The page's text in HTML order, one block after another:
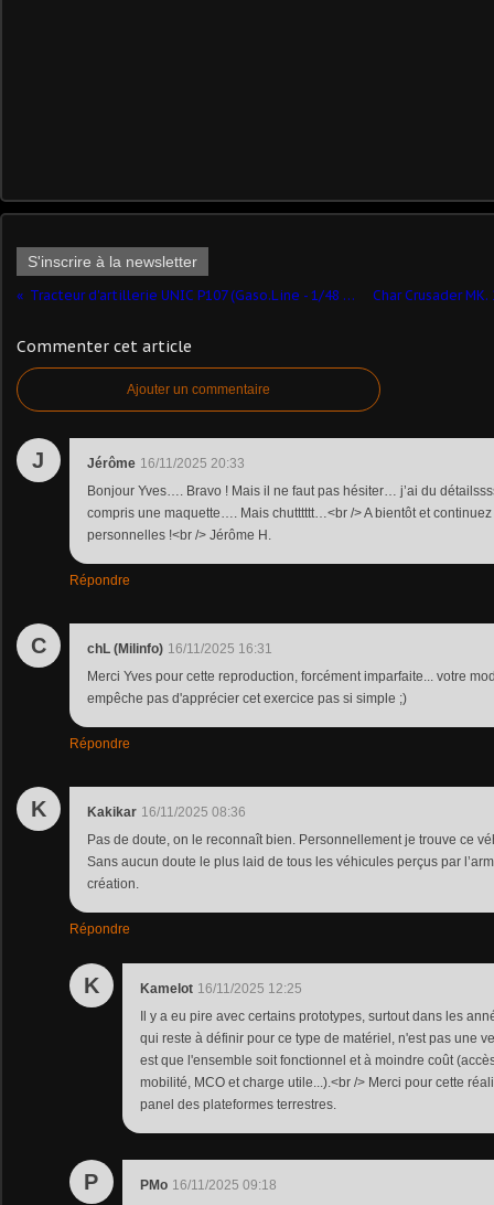
S'inscrire à la newsletter
Tracteur d'artillerie UNIC P107 (Gaso.Line - 1/48 par Marc H.) ​
Commenter cet article
Ajouter un commentaire
J Jérôme 16/11/2025 20:33
Bonjour Yves…. Bravo ! Mais il ne faut pas hésiter… j’ai du
compris une maquette…. Mais chutttttt…<br /> A bientôt et
personnelles !<br /> Jérôme H.
Répondre
C chL (Milinfo) 16/11/2025 16:31
Merci Yves pour cette reproduction, forcément imparfaite... votre
empêche pas d'apprécier cet exercice pas si simple ;)
Répondre
K Kakikar 16/11/2025 08:36
Pas de doute, on le reconnaît bien. Personnellement je trouve ce
Sans aucun doute le plus laid de tous les véhicules perçus par
création.
Répondre
K Kamelot 16/11/2025 12:25
Il y a eu pire avec certains prototypes, surtout dans les
qui reste à définir pour ce type de matériel, n'est pas une
est que l'ensemble soit fonctionnel et à moindre coût
mobilité, MCO et charge utile...).<br /> Merci pour cette
panel des plateformes terrestres.
P PMo 16/11/2025 09:18